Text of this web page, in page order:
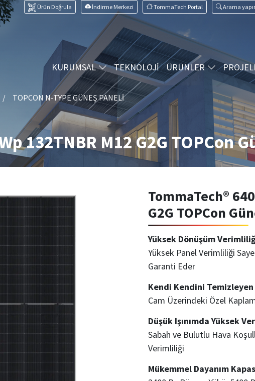
Ürün Doğrula İndirme Merkezi TommaTech Portal Arama
KURUMSAL TEKNOLOJİ ÜRÜNLER
TOPCON N-TYPE GÜNEŞ PANELI
132TNBR M12 G2G TOPCon
TommaTech®
G2G TOPCon
Yüksek Dönüşüm
Yüksek Panel Verimliliği
Garanti Eder
Kendi Kendini Temizleyen
Cam Üzerindeki Özel
Düşük Işınımda Yüksek
Sabah ve Bulutlu Hava
Verimliliği
Mükemmel Dayanım